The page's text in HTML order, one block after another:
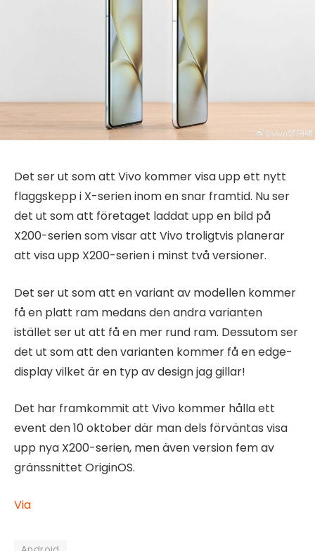
Det ser ut som att Vivo kommer visa upp ett nytt
flaggskepp i X-serien inom en snar framtid. Nu ser
det ut som att företaget laddat upp en bild på
X200-serien som visar att Vivo troligtvis planerar
att visa upp X200-serien i minst två versioner.
Det ser ut som att en variant av modellen kommer
få en platt ram medans den andra varianten
istället ser ut att få en mer rund ram. Dessutom ser
det ut som att den varianten kommer få en edge-
display vilket är en typ av design jag gillar!
Det har framkommit att Vivo kommer hålla ett
event den 10 oktober där man dels förväntas visa
upp nya X200-serien, men även version fem av
gränssnittet OriginOS.
Via